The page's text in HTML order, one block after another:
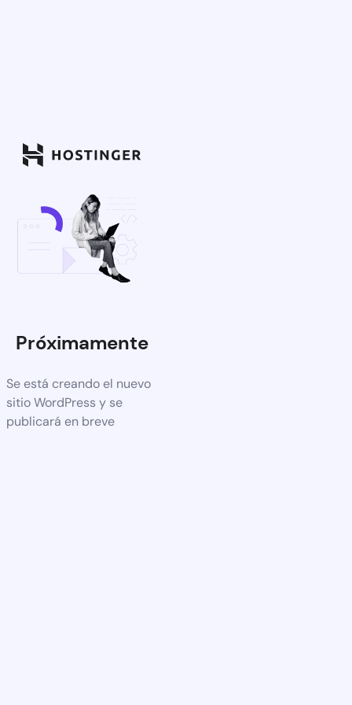
Próximamente
Se está creando el nuevo
sitio WordPress y se
publicará en breve